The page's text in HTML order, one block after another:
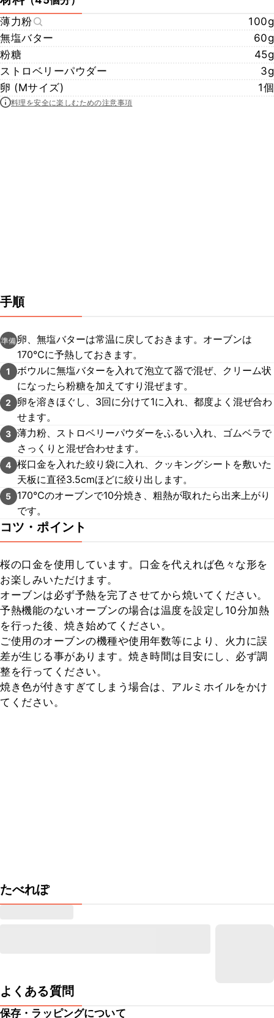
薄力粉
100g
無塩バター
60g
粉糖
45g
ストロベリーパウダー
3g
卵 (Mサイズ)
1個
料理を安全に楽しむための注意事項
手順
準備 卵、無塩バターは常温に戻しておきます。オーブンは
170℃に予熱しておきます。
1
ボウルに無塩バターを入れて泡立て器で混ぜ、クリーム状
になったら粉糖を加えてすり混ぜます。
2
卵を溶きほぐし、3回に分けて1に入れ、都度よく混ぜ合わ
せます。
3 薄力粉、ストロベリーパウダーをふるい入れ、ゴムベラで
さっくりと混ぜ合わせます。
4 桜口金を入れた絞り袋に入れ、クッキングシートを敷いた
天板に直径3.5cmほどに絞り出します。
5
170℃のオーブンで10分焼き、粗熱が取れたら出来上がり
です。
コツ・ポイント
桜の口金を使用しています。口金を代えれば色々な形を
お楽しみいただけます。
オーブンは必ず予熱を完了させてから焼いてください。
予熱機能のないオーブンの場合は温度を設定し10分加熱
を行った後、焼き始めてください。
ご使用のオーブンの機種や使用年数等により、火力に誤
差が生じる事があります。焼き時間は目安にし、必ず調
整を行ってください。
焼き色が付きすぎてしまう場合は、アルミホイルをかけ
てください。
たべれぽ
よくある質問
保存・ラッピングについて